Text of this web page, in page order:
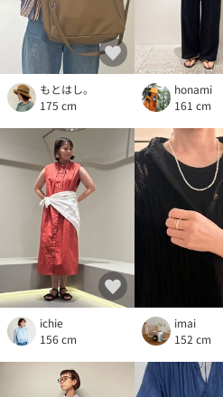
もとはし。
175 cm
honami
161 cm
ichie
156 cm
imai
152 cm